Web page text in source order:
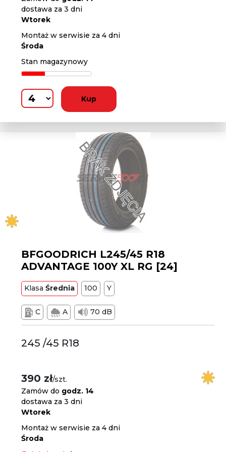
dostawa za 3 dni
Wtorek
Montaż w serwisie za 4 dni
Środa
Stan magazynowy
Kup
BFGOODRICH L245/45 R18
ADVANTAGE 100Y XL RG [24]
KlasaŚrednia 100 Y
C A 70 dB
245 /45 R18
390 zł/szt.
Zamów do godz. 14
dostawa za 3 dni
Wtorek
Montaż w serwisie za 4 dni
Środa